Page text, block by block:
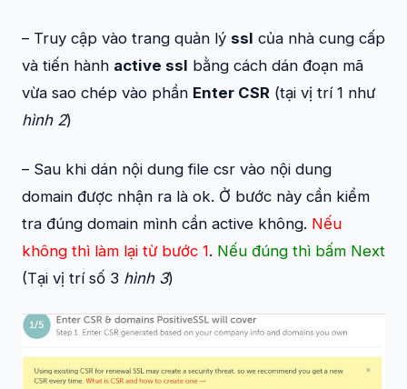
– Truy cập vào trang quản lý ssl của nhà cung cấp
và tiến hành active ssl bằng cách dán đoạn mã
vừa sao chép vào phần Enter CSR (tại vị trí 1 như
hình 2)
– Sau khi dán nội dung file csr vào nội dung
domain được nhận ra là ok. Ở bước này cần kiểm
tra đúng domain mình cần active không. Nếu
không thì làm lại từ bước 1. Nếu đúng thì bấm Next
(Tại vị trí số 3 hình 3)